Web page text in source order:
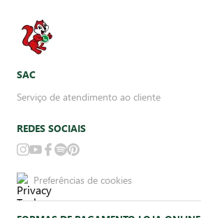
SAC
Serviço de atendimento ao cliente
REDES SOCIAIS
Preferências de cookies